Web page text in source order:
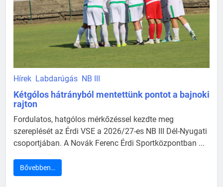
Hírek Labdarúgás NB III
Kétgólos hátrányból mentettünk pontot a bajnoki
rajton
Fordulatos, hatgólos mérkőzéssel kezdte meg
szereplését az Érdi VSE a 2026/27-es NB III Dél-Nyugati
csoportjában. A Novák Ferenc Érdi Sportközpontban ...
Bővebben…